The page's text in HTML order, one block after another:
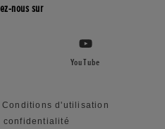
nous sur
YouTube
Conditions d'utilisation
confidentialité